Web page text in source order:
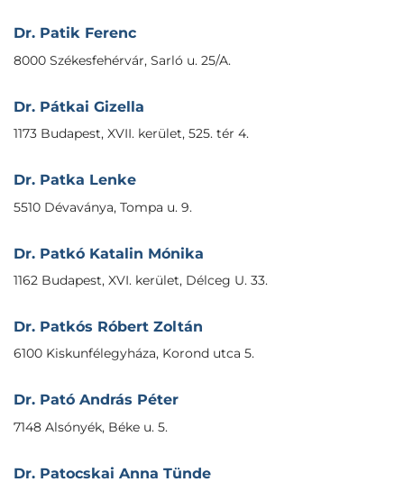
Dr. Patik Ferenc
8000 Székesfehérvár, Sarló u. 25/A.
Dr. Pátkai Gizella
1173 Budapest, XVII. kerület, 525. tér 4.
Dr. Patka Lenke
5510 Dévaványa, Tompa u. 9.
Dr. Patkó Katalin Mónika
1162 Budapest, XVI. kerület, Délceg U. 33.
Dr. Patkós Róbert Zoltán
6100 Kiskunfélegyháza, Korond utca 5.
Dr. Pató András Péter
7148 Alsónyék, Béke u. 5.
Dr. Patocskai Anna Tünde